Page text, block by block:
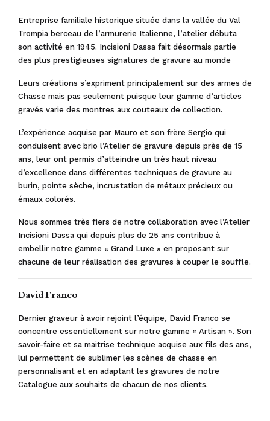
Entreprise familiale historique située dans la vallée du Val
Trompia berceau de l’armurerie Italienne, l’atelier débuta
son activité en 1945. Incisioni Dassa fait désormais partie
des plus prestigieuses signatures de gravure au monde
Leurs créations s’expriment principalement sur des armes de
Chasse mais pas seulement puisque leur gamme d’articles
gravés varie des montres aux couteaux de collection.
L’expérience acquise par Mauro et son frère Sergio qui
conduisent avec brio l’Atelier de gravure depuis près de 15
ans, leur ont permis d’atteindre un très haut niveau
d’excellence dans différentes techniques de gravure au
burin, pointe sèche, incrustation de métaux précieux ou
émaux colorés.
Nous sommes très fiers de notre collaboration avec l’Atelier
Incisioni Dassa qui depuis plus de 25 ans contribue à
embellir notre gamme « Grand Luxe » en proposant sur
chacune de leur réalisation des gravures à couper le souffle.
David Franco
Dernier graveur à avoir rejoint l’équipe, David Franco se
concentre essentiellement sur notre gamme « Artisan ». Son
savoir-faire et sa maitrise technique acquise aux fils des ans,
lui permettent de sublimer les scènes de chasse en
personnalisant et en adaptant les gravures de notre
Catalogue aux souhaits de chacun de nos clients.